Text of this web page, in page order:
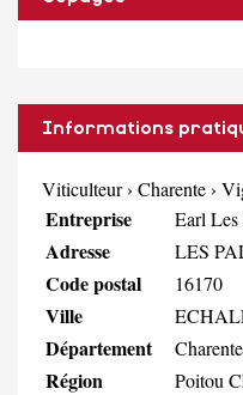
Informations
Viticulteur› Charente›
Entreprise Earl Les
Adresse LES
Code postal 16170
Ville
Département Charente
Région Poitou